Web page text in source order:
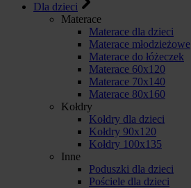
Dla dzieci
Materace
Materace dla dzieci
Materace młodzieżowe
Materace do łóżeczek
Materace 60x120
Materace 70x140
Materace 80x160
Kołdry
Kołdry dla dzieci
Kołdry 90x120
Kołdry 100x135
Inne
Poduszki dla dzieci
Pościele dla dzieci